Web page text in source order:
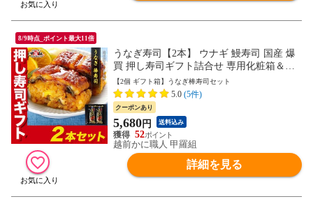
8/9時点_ポイント最大11倍
うなぎ寿司【2本】 ウナギ 鰻寿司 国産 爆
買 押し寿司ギフト詰合せ 専用化粧箱＆食
べ方の説明書同封 ギフト プレゼント 御中
元 お中元 残暑見舞い 夏ギフト
【2個 ギフト箱】うなぎ棒寿司セット
5.0 (5件)
クーポンあり
5,680円 送料込み
52
越前かに職人 甲羅組
詳細を見る